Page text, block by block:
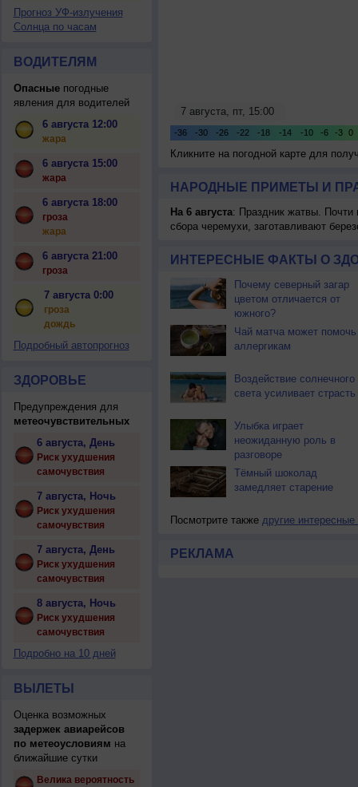
Прогноз УФ-излучения
Солнца по часам
ВОДИТЕЛЯМ
Опасныепогодные
явления для водителей
6 августа 12:00
жара
6 августа 15:00
жара
6 августа 18:00
гроза
жара
6 августа 21:00
гроза
7 августа 0:00
гроза
дождь
Подробный автопрогноз
ЗДОРОВЬЕ
Предупреждения для
метеочувствительных
6 августа, День
Риск ухудшения
самочувствия
7 августа, Ночь
Риск ухудшения
самочувствия
7 августа, День
Риск ухудшения
самочувствия
8 августа, Ночь
Риск ухудшения
самочувствия
Подробно на 10 дней
ВЫЛЕТЫ
Оценка возможных
задержек авиарейсов
по метеоусловиям на
ближайшие сутки
Велика вероятность
Кликните на погодной карте для
НАРОДНЫЕ ПРИМЕТЫ И
На 6 августа: Праздник жатвы. Почти
сбора черемухи, заготавливают
ИНТЕРЕСНЫЕ ФАКТЫ О
Почему северный загар
цветом отличается от
южного?
Чай матча может помочь
аллергикам
Воздействие солнечного
света усиливает страсть
Улыбка играет
неожиданную роль в
разговоре
Тёмный шоколад
замедляет старение
Посмотрите также другие интересные
РЕКЛАМА